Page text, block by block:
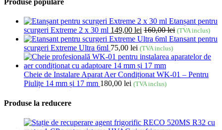
Produse populare
Etanșant pentru
scurgeri Extreme 2 x 30 ml 149,00 lei 160,00lei (TVA inclus)
Etansant pentru
scurgeri Extreme Ultra 6ml 75,00 lei (TVA inclus)
Cheie de Instalare Aparat Aer Condiționat WK-01 – Pentru
Piulițe 14 mm și 17 mm 180,00 lei (TVA inclus)
Produse la reducere